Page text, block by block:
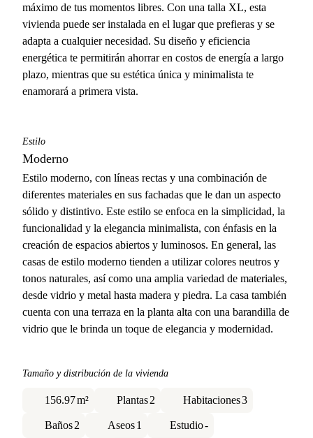
máximo de tus momentos libres. Con una talla XL, esta
vivienda puede ser instalada en el lugar que prefieras y se
adapta a cualquier necesidad. Su diseño y eficiencia
energética te permitirán ahorrar en costos de energía a largo
plazo, mientras que su estética única y minimalista te
enamorará a primera vista.
Estilo
Moderno
Estilo moderno, con líneas rectas y una combinación de
diferentes materiales en sus fachadas que le dan un aspecto
sólido y distintivo. Este estilo se enfoca en la simplicidad, la
funcionalidad y la elegancia minimalista, con énfasis en la
creación de espacios abiertos y luminosos. En general, las
casas de estilo moderno tienden a utilizar colores neutros y
tonos naturales, así como una amplia variedad de materiales,
desde vidrio y metal hasta madera y piedra. La casa también
cuenta con una terraza en la planta alta con una barandilla de
vidrio que le brinda un toque de elegancia y modernidad.
Tamaño y distribución de la vivienda
156.97m² Plantas2 Habitaciones3
Baños2 Aseos1 Estudio-